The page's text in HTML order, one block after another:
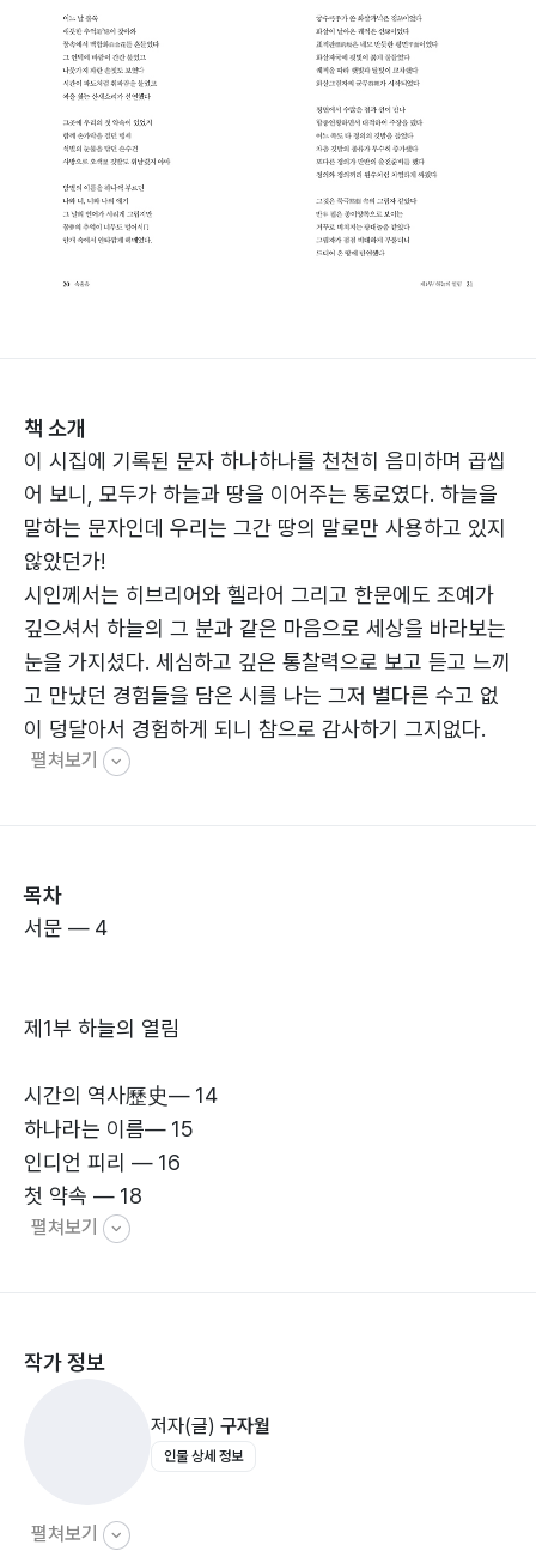
책 소개
이 시집에 기록된 문자 하나하나를 천천히 음미하며 곱씹
어 보니, 모두가 하늘과 땅을 이어주는 통로였다. 하늘을
말하는 문자인데 우리는 그간 땅의 말로만 사용하고 있지
않았던가!
시인께서는 히브리어와 헬라어 그리고 한문에도 조예가
깊으셔서 하늘의 그 분과 같은 마음으로 세상을 바라보는
눈을 가지셨다. 세심하고 깊은 통찰력으로 보고 듣고 느끼
고 만났던 경험들을 담은 시를 나는 그저 별다른 수고 없
이 덩달아서 경험하게 되니 참으로 감사하기 그지없다.
펼쳐보기
목차
서문 ― 4
제1부 하늘의 열림
시간의 역사歷史― 14
하나라는 이름― 15
인디언 피리 ― 16
첫 약속 ― 18
참사랑― 19
아가雅歌― 24
난지도 하늘공원― 26
굴절각屈折角― 28
도곡 연대기 ― 31
펼쳐보기
작가 정보
저자(글) 구자월
인물 상세 정보
펼쳐보기